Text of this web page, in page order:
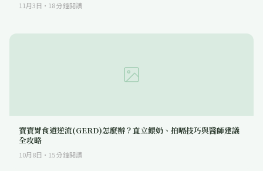
11月3日 · 18分鐘閱讀
寶寶胃食道逆流(GERD)怎麼辦？直立餵奶、拍嗝技巧與醫師建議
全攻略
10月8日 · 15分鐘閱讀